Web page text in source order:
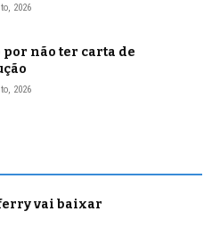
2026
por não ter carta de
2026
vai baixar